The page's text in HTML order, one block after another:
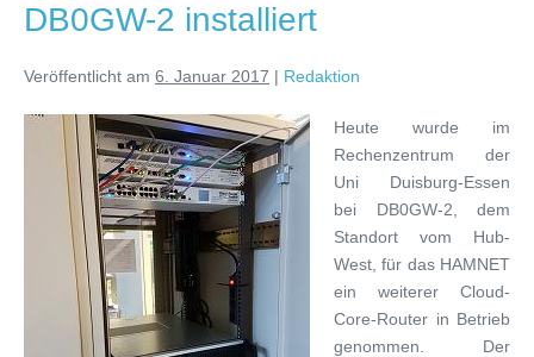
DB0GW-2 installiert
Veröffentlicht am 6. Januar 2017 | Redaktion
Heute wurde im
Rechenzentrum der
Uni Duisburg-Essen
bei DB0GW-2, dem
Standort vom Hub-
West, für das HAMNET
ein weiterer Cloud-
Core-Router in Betrieb
genommen. Der